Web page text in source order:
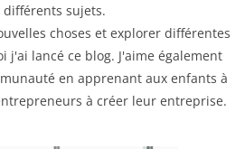
différents sujets.
choses et explorer différentes
j'ai lancé ce blog. J'aime également
en apprenant aux enfants à
à créer leur entreprise.